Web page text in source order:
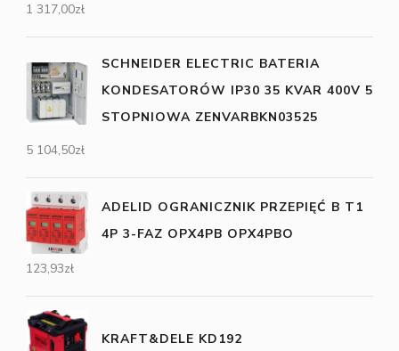
1 317,00zł
SCHNEIDER ELECTRIC BATERIA
KONDESATORÓW IP30 35 KVAR 400V 5
STOPNIOWA ZENVARBKN03525
5 104,50zł
ADELID OGRANICZNIK PRZEPIĘĆ B T1
4P 3-FAZ OPX4PB OPX4PBO
123,93zł
KRAFT&DELE KD192